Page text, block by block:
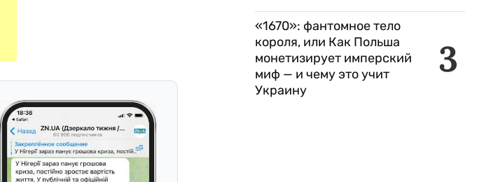
3
«1670»: фантомное тело
короля, или Как Польша
монетизирует имперский
миф — и чему это учит
Украину